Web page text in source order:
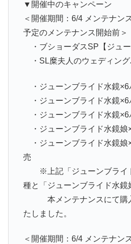
▼開催中のキャンペーン
＜開催期間：6/4 メンテナン
予定のメンテナンス開始前＞
・ブショーダスSP【ジュー
・SL糜夫人のウェディング
・ジューンブライド水鏡×6
・ジューンブライド水鏡×6
・ジューンブライド水鏡×6
・ジューンブライド水鏡娘
・ジューンブライド水鏡娘
売
※上記「ジューンブライ
種と「ジューンブライド水鏡
本メンテナンスにて購入
たしました。
＜開催期間：6/4 メンテナン